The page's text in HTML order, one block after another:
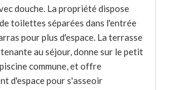
douche. La propriété dispose
toilettes séparées dans l'entrée
pour plus d'espace. La terrasse
au séjour, donne sur le petit
commune, et offre
d'espace pour s'asseoir